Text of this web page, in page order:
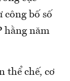
công bố số
hằng năm
thể chế, cơ